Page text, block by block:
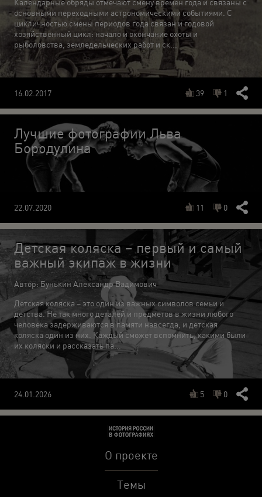
Календарные обряды отмечают смену времен года и связаны с
основными переходными астрономическими событиями. С
цикличностью смены периодов года связан и годовой
хозяйственный цикл: начало и окончание охоты и
рыболовства, земледельческих работ и ск...
16.02.2017 39 1
Лучшие фотографии Льва
Бородулина
22.07.2020 11 0
Детская коляска – первый и самый
важный экипаж в жизни
Автор: Бунькин Александр Вадимович
Детская коляска – это один из важных символов семьи и
детства. Не так много деталей и предметов в жизни любого
человека задерживаются в памяти навсегда, и детская
коляска один из них. Каждый сможет вспомнить, какими были
их коляски и рассказать па...
24.01.2026 5 0
О проекте
Темы